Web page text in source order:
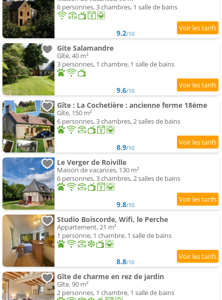
6 personnes, 3 chambres, 1 salle de bains
9.2/10
Gite Salamandre
Gîte, 40 m²
3 personnes, 1 chambre, 1 salle de bains
9.6/10
Gîte : La Cochetière : ancienne ferme 18éme
Gîte, 150 m²
6 personnes, 3 chambres, 2 salles de bains
8.9/10
Le Verger de Roiville
Maison de vacances, 130 m²
6 personnes, 3 chambres, 2 salles de bains
9.8/10
Studio Boiscorde, Wifi, le Perche
Appartement, 21 m²
1 personne, 1 chambre, 1 salle de bains
8.8/10
Gîte de charme en rez de jardin
Gîte, 90 m²
2 personnes, 1 chambre, 1 salle de bains